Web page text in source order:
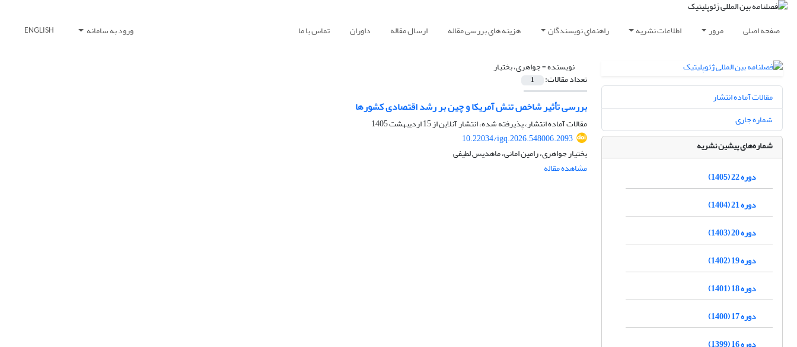
صفحه اصلی مرور اطلاعات نشریه راهنمای نویسندگان هزینه های بررسی مقاله ارسال مقاله داوران تماس با ما ورود به سامانه ENGLISH
نویسنده =جواهری، بختیار
تعداد مقالات: 1
بررسی تأثیر شاخص تنش آمریکا و چین بر رشد اقتصادی کشورها
مقالات آماده انتشار، پذیرفته شده، انتشار آنلاین از15 اردیبهشت 1405
10.22034/igq.2026.548006.2093
بختیار جواهری، رامین امانی، ماهدیس لطیفی
مشاهده مقاله
مقالات آماده انتشار
شماره جاری
شماره‌های پیشین نشریه
دوره 22 (1405)
دوره 21 (1404)
دوره 20 (1403)
دوره 19 (1402)
دوره 18 (1401)
دوره 17 (1400)